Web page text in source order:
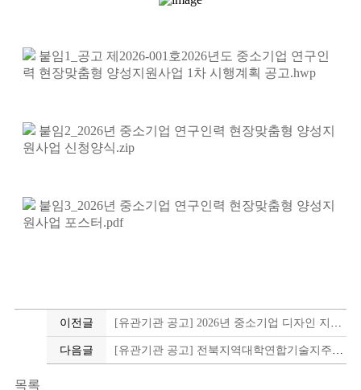
붙임1_공고 제2026-001호2026년도 중소기업 연구인
력 현장맞춤형 양성지원사업 1차 시행계획 공고.hwp
붙임2_2026년 중소기업 연구인력 현장맞춤형 양성지
원사업 신청양식.zip
붙임3_2026년 중소기업 연구인력 현장맞춤형 양성지
원사업 포스터.pdf
이전글
다음글
목록